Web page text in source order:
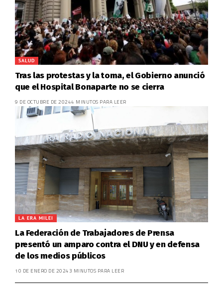
SALUD
Tras las protestas y la toma, el Gobierno anunció
que el Hospital Bonaparte no se cierra
9 DE OCTUBRE DE 20244 MINUTOS PARA LEER
LA ERA MILEI
La Federación de Trabajadores de Prensa
presentó un amparo contra el DNU y en defensa
de los medios públicos
10 DE ENERO DE 2024 3 MINUTOS PARA LEER